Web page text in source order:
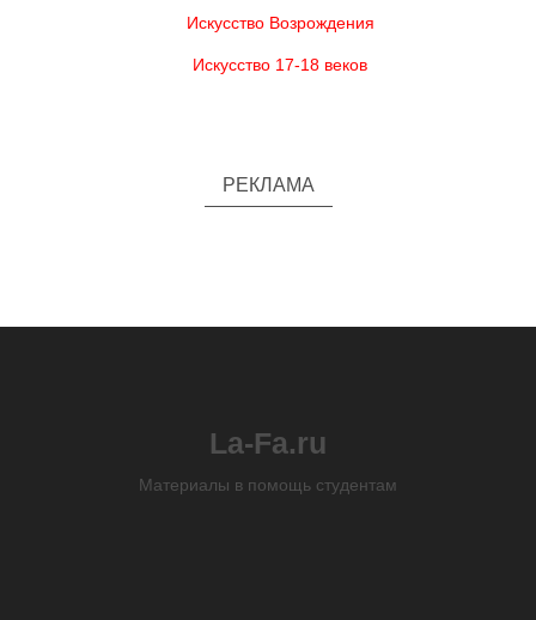
Искусство Возрождения
Искусство 17-18 веков
РЕКЛАМА
La-Fa.ru
Материалы в помощь студентам